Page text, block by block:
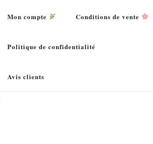
Mon compte Conditions de vente
Politique de confidentialité
Avis clients